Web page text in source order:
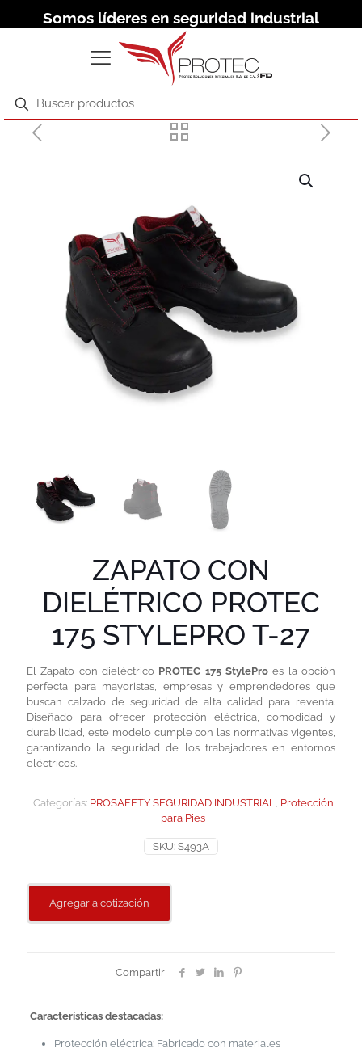
Somos líderes en seguridad industrial
ZAPATO CON
DIELÉTRICO PROTEC
175 STYLEPRO T-27
El Zapato con dieléctrico PROTEC 175 StylePro es la opción
perfecta para mayoristas, empresas y emprendedores que
buscan calzado de seguridad de alta calidad para reventa.
Diseñado para ofrecer protección eléctrica, comodidad y
durabilidad, este modelo cumple con las normativas vigentes,
garantizando la seguridad de los trabajadores en entornos
eléctricos.
SKU: S493A
Categorías: PROSAFETY SEGURIDAD INDUSTRIAL, Protección
para Pies
Agregar a cotización
Compartir
Características destacadas:
Protección eléctrica: Fabricado con materiales